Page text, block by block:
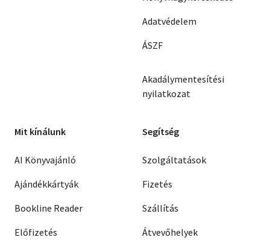
Adatvédelem
ÁSZF
Akadálymentesítési
nyilatkozat
Mit kínálunk
AI Könyvajánló
Ajándékkártyák
Bookline Reader
Előfizetés
Segítség
Szolgáltatások
Fizetés
Szállítás
Átvevőhelyek